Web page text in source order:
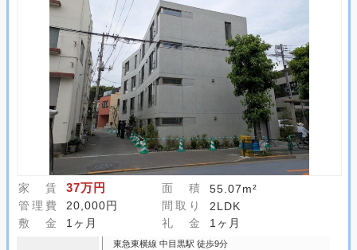
家 賃 37万円 面 積
55.07m²
管理費
20,000円 間取り
2LDK
敷 金
1ヶ月 礼 金 1ヶ月
東急東横線 中目黒駅 徒歩9分